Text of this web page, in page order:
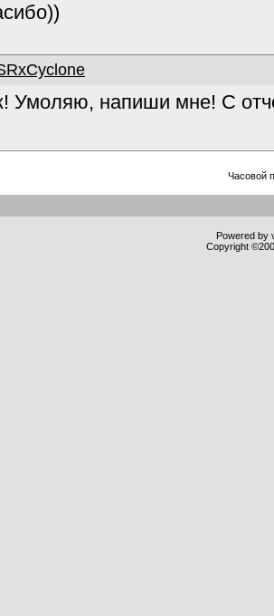
Умоляю, напиши мне! С
Часовой
Powered by
Copyright